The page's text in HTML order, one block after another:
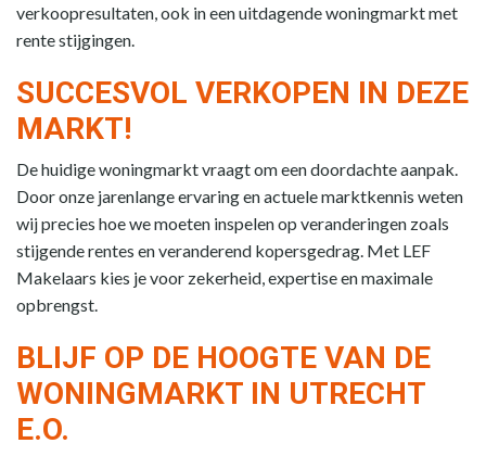
verkoopresultaten, ook in een uitdagende woningmarkt met
rente stijgingen.
SUCCESVOL VERKOPEN IN DEZE
MARKT!
De huidige woningmarkt vraagt om een doordachte aanpak.
Door onze jarenlange ervaring en actuele marktkennis weten
wij precies hoe we moeten inspelen op veranderingen zoals
stijgende rentes en veranderend kopersgedrag. Met LEF
Makelaars kies je voor zekerheid, expertise en maximale
opbrengst.
BLIJF OP DE HOOGTE VAN DE
WONINGMARKT IN UTRECHT
E.O.